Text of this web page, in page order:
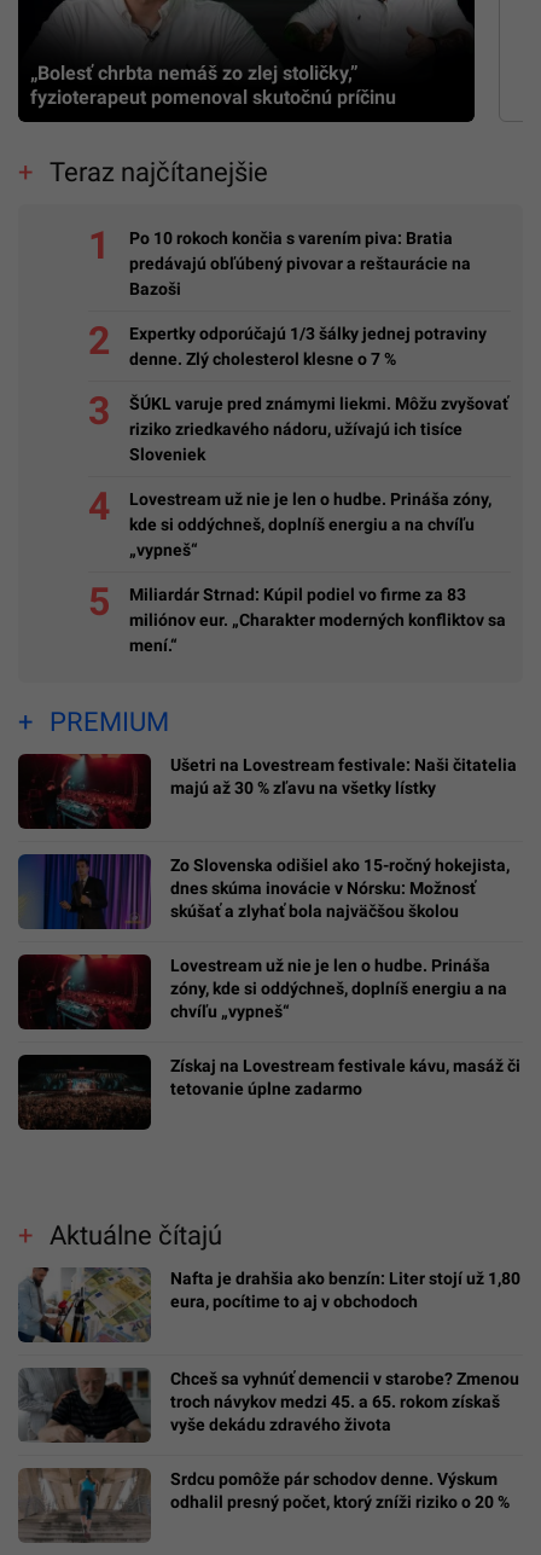
„Bolesť chrbta nemáš zo zlej stoličky,”
fyzioterapeut pomenoval skutočnú príčinu
Teraz najčítanejšie
Po 10 rokoch končia s varením piva: Bratia
predávajú obľúbený pivovar a reštaurácie na
Bazoši
Expertky odporúčajú 1/3 šálky jednej potraviny
denne. Zlý cholesterol klesne o 7 %
ŠÚKL varuje pred známymi liekmi. Môžu zvyšovať
riziko zriedkavého nádoru, užívajú ich tisíce
Sloveniek
Lovestream už nie je len o hudbe. Prináša zóny,
kde si oddýchneš, doplníš energiu a na chvíľu
„vypneš“
Miliardár Strnad: Kúpil podiel vo firme za 83
miliónov eur. „Charakter moderných konfliktov sa
mení.“
PREMIUM
Ušetri na Lovestream festivale: Naši čitatelia
majú až 30 % zľavu na všetky lístky
Zo Slovenska odišiel ako 15-ročný hokejista,
dnes skúma inovácie v Nórsku: Možnosť
skúšať a zlyhať bola najväčšou školou
Lovestream už nie je len o hudbe. Prináša
zóny, kde si oddýchneš, doplníš energiu a na
chvíľu „vypneš“
Získaj na Lovestream festivale kávu, masáž či
tetovanie úplne zadarmo
Aktuálne čítajú
Nafta je drahšia ako benzín: Liter stojí už 1,80
eura, pocítime to aj v obchodoch
Chceš sa vyhnúť demencii v starobe? Zmenou
troch návykov medzi 45. a 65. rokom získaš
vyše dekádu zdravého života
Srdcu pomôže pár schodov denne. Výskum
odhalil presný počet, ktorý zníži riziko o 20 %